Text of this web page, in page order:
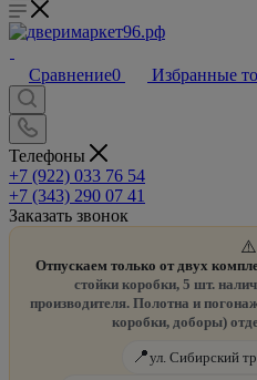
Сравнение0 Избранные
Телефоны
+7 (922) 033 76 54
+7 (343) 290 07 41
Заказать звонок
⚠️
Отпускаем только от двух
стойки коробки, 5 шт.
производителя. Полотна и
коробки, доборы)
📍ул. Сибирский